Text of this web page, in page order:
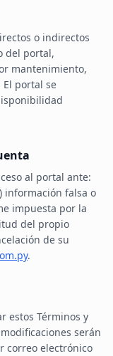
o indirectos
del portal,
mantenimiento,
El portal se
al portal ante:
información falsa o
impuesta por la
del propio
de su
.
estos Términos y
serán
correo electrónico